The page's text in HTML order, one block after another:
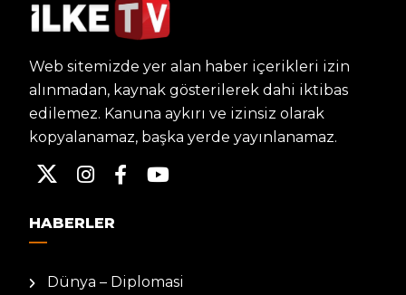
Web sitemizde yer alan haber içerikleri izin
alınmadan, kaynak gösterilerek dahi iktibas
edilemez. Kanuna aykırı ve izinsiz olarak
kopyalanamaz, başka yerde yayınlanamaz.
HABERLER
Dünya – Diplomasi